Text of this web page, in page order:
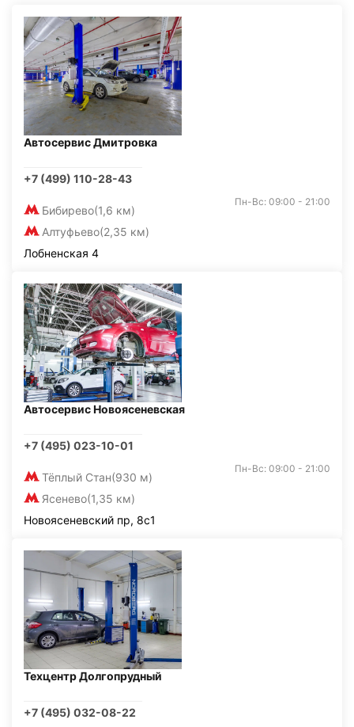
Автосервис Дмитровка
+7 (499) 110-28-43
Бибирево(1,6 км)
Алтуфьево(2,35 км)
Пн-Вс: 09:00 - 21:00
Лобненская 4
Автосервис Новоясеневская
+7 (495) 023-10-01
Тёплый Стан(930 м)
Ясенево(1,35 км)
Пн-Вс: 09:00 - 21:00
Новоясеневский пр, 8с1
Техцентр Долгопрудный
+7 (495) 032-08-22